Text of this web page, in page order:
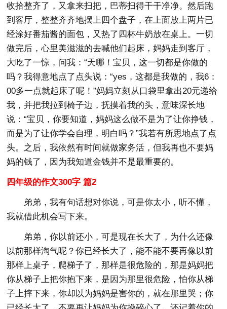
收拾整齐了，又拿来扫把，巴蒂扫得干干净净。然后跑
到客厅，整整齐齐地摆上四个盘子，在上面放上两片已
经涂好番茄酱的面包，又热了四杯牛奶放在桌上。一切
做完后，心里美滋滋的去喊他们起床，妈妈走到客厅，
大吃了一惊，问我：“天哪！宝贝，这一切都是你做的
吗？我得意地点了点头说：“yes，这都是我做的，我6：
00多一点就起床了呢！”妈妈立刻从口袋里拿出20元递给
我，并把我拉到椅子边，抚摸着我的头，意味深长地
说：“宝贝，你要知道，妈妈这么做不是为了让你挣钱，
而是为了让你学会自理，明白吗？”我若有所思地点了点
头。之后，我依然有时间就做家务活，但我再也不要妈
妈的钱了，因为我知道金钱并不是最重要的。
四年级的作文300字 篇2
弟弟，我有句话想对你说，可是你太小，听不懂，
我就借此机会写下来。
弟弟，你以前还小，可是现在长大了，为什么还像
以前那样淘气呢？你已经长大了，能不能不要再像以前
那样上桌子，爬梯子了，那样是很危险的，那是妈妈把
你从梯子上把你抱下来，是因为那里很危险，怕你从梯
子上摔下来，你却以为妈妈是害你的，就在那里哭；你